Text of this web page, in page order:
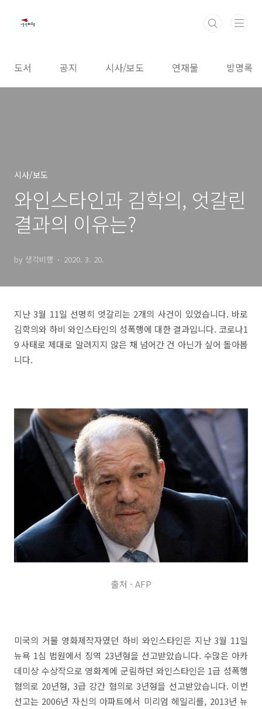
도서 공지 시사/보도 연재물 방명록
시사/보도
와인스타인과 김학의, 엇갈린
결과의 이유는?
by 생각비행 2020. 3. 20.
지난 3월 11일 선명히 엇갈리는 2개의 사건이 있었습니다. 바로
김학의와 하비 와인스타인의 성폭행에 대한 결과입니다. 코로나1
9 사태로 제대로 알려지지 않은 채 넘어간 건 아닌가 싶어 돌아봅
니다.
출처 - AFP
미국의 거물 영화제작자였던 하비 와인스타인은 지난 3월 11일
뉴욕 1심 법원에서 징역 23년형을 선고받았습니다. 수많은 아카
데미상 수상작으로 영화계에 군림하던 와인스타인은 1급 성폭행
혐의로 20년형, 3급 강간 혐의로 3년형을 선고받았습니다. 이번
선고는 2006년 자신의 아파트에서 미리엄 헤일리를, 2013년 뉴